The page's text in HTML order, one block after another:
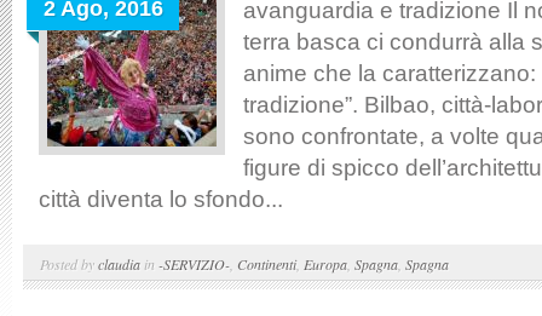
2 Ago, 2016
avanguardia e tradizione Il
terra basca ci condurrà alla
anime che la caratterizzano:
tradizione”. Bilbao, città-
sono confrontate, a volte
figure di spicco
città diventa lo sfondo...
Posted byclaudia in -SERVIZIO- Continenti, Europa Spagna Spagna